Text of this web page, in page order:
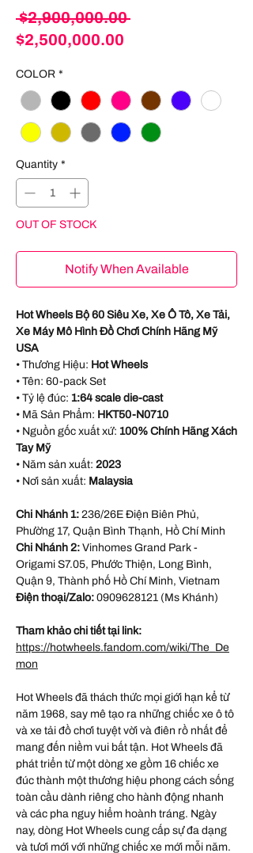
$2,900,000.00 Regular
$2,500,000.00
COLOR *
Quantity *
OUT OF STOCK
Notify When Available
Hot Wheels Bộ 60 Siêu Xe, Xe Ô Tô, Xe Tải,
Xe Máy Mô Hình Đồ Chơi Chính Hãng Mỹ
USA
• Thương Hiệu: Hot Wheels
• Tên: 60-pack Set
• Tỷ lệ đúc: 1:64 scale die-cast
• Mã Sản Phẩm: HKT50-N0710
• Nguồn gốc xuất xứ: 100% Chính Hãng Xách
Tay Mỹ
• Năm sản xuất: 2023
• Nơi sản xuất: Malaysia
Chi Nhánh 1: 236/26E Điện Biên Phủ,
Phường 17, Quận Bình Thạnh, Hồ Chí Minh
Chi Nhánh 2: Vinhomes Grand Park -
Origami S7.05, Phước Thiện, Long Bình,
Quận 9, Thành phố Hồ Chí Minh, Vietnam
Điện thoại/Zalo: 0909628121 (Ms Khánh)
Tham khảo chi tiết tại link:
https://hotwheels.fandom.com/wiki/The_De
mon
Hot Wheels đã thách thức mọi giới hạn kể từ
năm 1968, say mê tạo ra những chiếc xe ô tô
và xe tải đồ chơi tuyệt vời và điên rồ nhất để
mang đến niềm vui bất tận. Hot Wheels đã
phát triển từ một dòng xe gồm 16 chiếc xe
đúc thành một thương hiệu phong cách sống
toàn cầu dành riêng cho hành động nhanh
và các pha nguy hiểm hoành tráng. Ngày
nay, dòng Hot Wheels cung cấp sự đa dạng
và tươi mới với những chiếc xe mới mỗi năm.